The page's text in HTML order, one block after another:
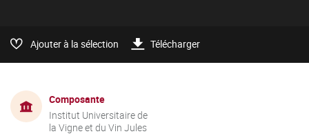
Ajouter à la sélection Télécharger
Composante
Institut Universitaire de
la Vigne et du Vin Jules